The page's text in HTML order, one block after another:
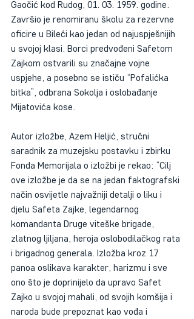
Gaočić kod Rudog, 01. 03. 1959. godine.
Završio je renomiranu školu za rezervne
oficire u Bileći kao jedan od najuspješnijih
u svojoj klasi. Borci predvođeni Safetom
Zajkom ostvarili su značajne vojne
uspjehe, a posebno se ističu “Pofalićka
bitka”, odbrana Sokolja i oslobađanje
Mijatovića kose.
Autor izložbe, Azem Heljić, stručni
saradnik za muzejsku postavku i zbirku
Fonda Memorijala o izložbi je rekao: “Cilj
ove izložbe je da se na jedan faktografski
način osvijetle najvažniji detalji o liku i
djelu Safeta Zajke, legendarnog
komandanta Druge viteške brigade,
zlatnog ljiljana, heroja oslobodilačkog rata
i brigadnog generala. Izložba kroz 17
panoa oslikava karakter, harizmu i sve
ono što je doprinijelo da upravo Safet
Zajko u svojoj mahali, od svojih komšija i
naroda bude prepoznat kao vođa i